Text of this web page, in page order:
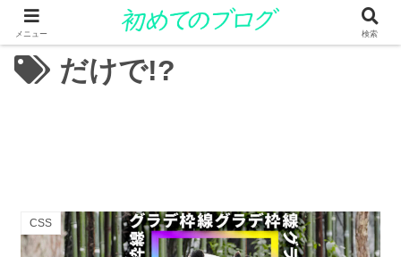
だけで!?
CSS
メニュー 検索